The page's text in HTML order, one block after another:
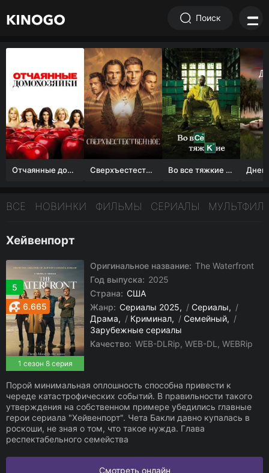
Поиск
Отчаянные домохозяйки (1 сезон) Сверхъестественное Во все тяжкие 1-5 сезон
ВСЕ НОВИНКИ ФИЛЬМЫ СЕРИАЛЫ
Хейвенпорт
5
1 сезон 8 серия
6.665
Оригинальное название: The Waterfront
Год выпуска: 2025
Страна: США
Жанр: Сериалы 2025 / Сериалы
/
Драма
/ Криминал / Семейный
/
Зарубежные сериалы
Качество: WEB-DLRip, WEB-DL, WEBRip
Порой минимальная оплошность способна привести к
череде катастрофических событий. В правильности такого
утверждения на собственном примере убедились главные
герои сериала "Хейвенпорт". Чета Бакли давно купалась в
роскоши, не зная о том, что такое нужда. Глава
респектабельного семейства
Смотреть онлайн